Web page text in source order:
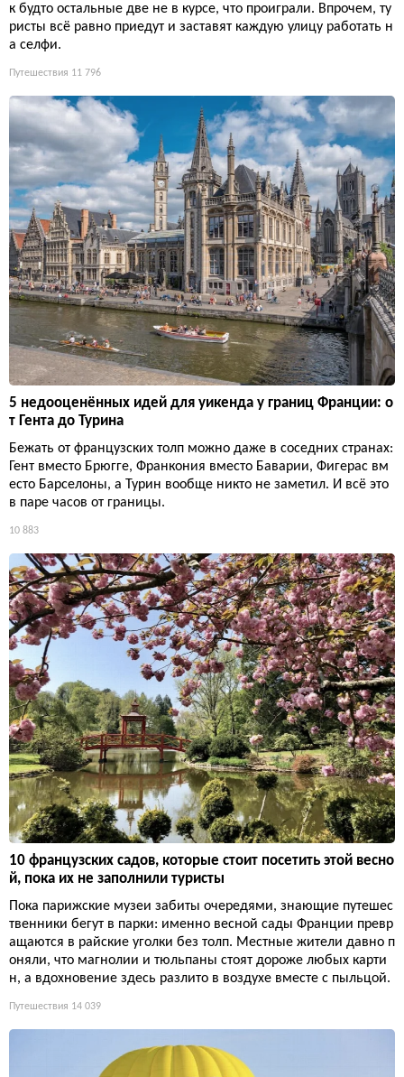
к будто остальные две не в курсе, что проиграли. Впрочем, ту
ристы всё равно приедут и заставят каждую улицу работать н
а селфи.
Путешествия 11 796
5 недооценённых идей для уикенда у границ Франции: о
т Гента до Турина
Бежать от французских толп можно даже в соседних странах:
Гент вместо Брюгге, Франкония вместо Баварии, Фигерас вм
есто Барселоны, а Турин вообще никто не заметил. И всё это
в паре часов от границы.
10 883
10 французских садов, которые стоит посетить этой весно
й, пока их не заполнили туристы
Пока парижские музеи забиты очередями, знающие путешес
твенники бегут в парки: именно весной сады Франции превр
ащаются в райские уголки без толп. Местные жители давно п
оняли, что магнолии и тюльпаны стоят дороже любых карти
н, а вдохновение здесь разлито в воздухе вместе с пыльцой.
Путешествия 14 039